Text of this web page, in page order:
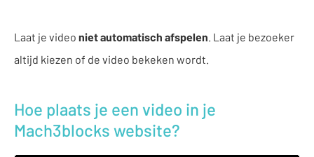
Laat je video niet automatisch afspelen. Laat je bezoeker
altijd kiezen of de video bekeken wordt.
Hoe plaats je een video in je
Mach3blocks website?